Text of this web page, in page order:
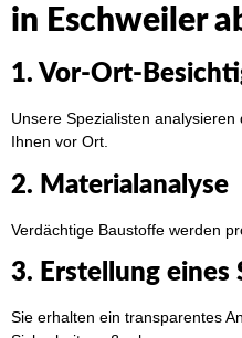
in Eschweiler
1. Vor-Ort-
Unsere Spezialisten
Ihnen vor Ort.
2. Materialanalyse
Verdächtige Baustoffe werden
3. Erstellung eines
Sie erhalten ein transparentes